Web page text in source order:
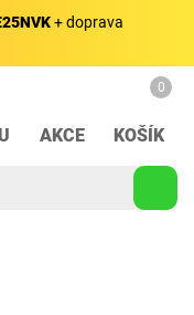
+ doprava
AKCE
0
KOŠÍK